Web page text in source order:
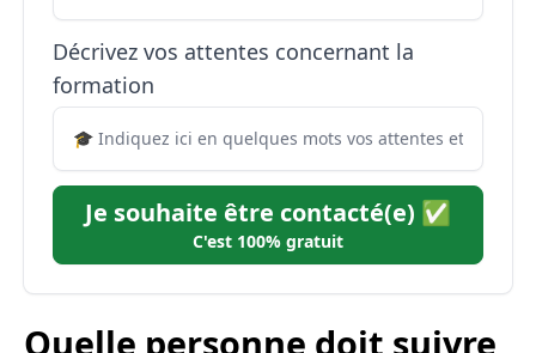
Décrivez vos attentes concernant la
formation
Je souhaite être contacté(e) ✅
C'est 100% gratuit
Quelle personne doit suivre